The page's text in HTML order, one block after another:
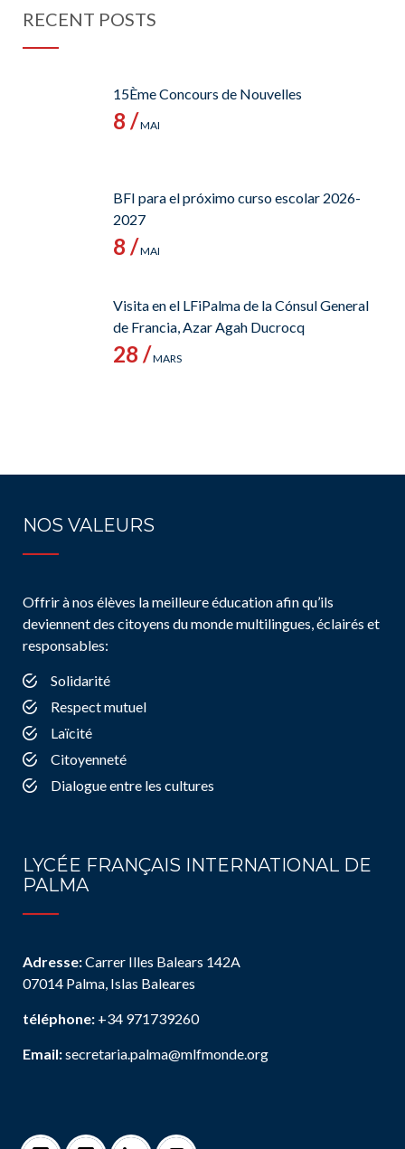
RECENT POSTS
15Ème Concours de Nouvelles
8 /MAI
BFI para el próximo curso escolar 2026-
2027
8 /MAI
Visita en el LFiPalma de la Cónsul General
de Francia, Azar Agah Ducrocq
28 /MARS
NOS VALEURS
Offrir à nos élèves la meilleure éducation afin qu’ils
deviennent des citoyens du monde multilingues, éclairés et
responsables:
Solidarité
Respect mutuel
Laïcité
Citoyenneté
Dialogue entre les cultures
LYCÉE FRANÇAIS INTERNATIONAL DE
PALMA
Adresse:Carrer Illes Balears 142A
07014 Palma, Islas Baleares
téléphone: +34 971739260
Email:secretaria.palma@mlfmonde.org